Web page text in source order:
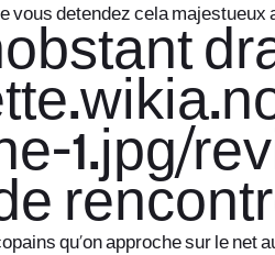
vous detendez cela
1.jpg/
qu’on approche sur le net